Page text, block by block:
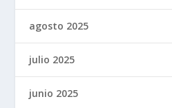
agosto 2025
julio 2025
junio 2025